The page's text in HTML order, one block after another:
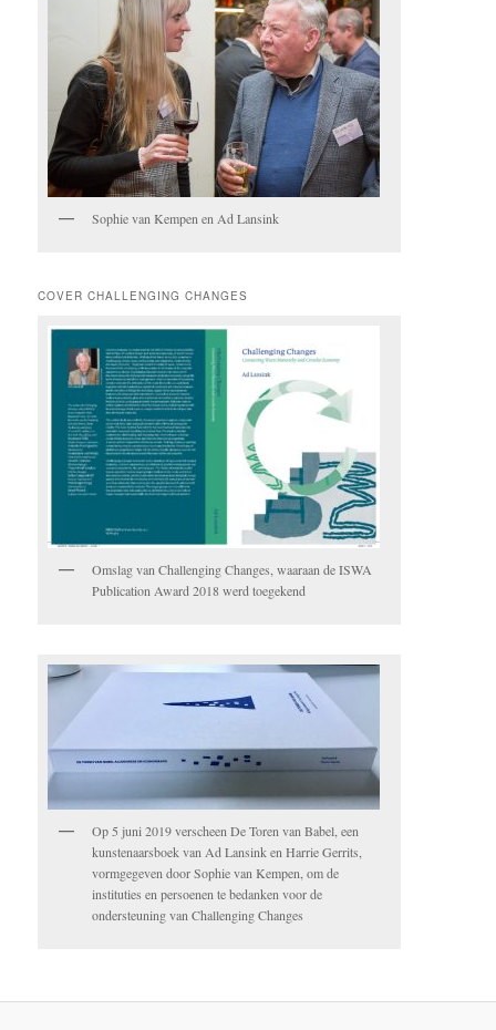
Sophie van Kempen en Ad Lansink
COVER CHALLENGING CHANGES
Omslag van Challenging Changes, waaraan de ISWA
Publication Award 2018 werd toegekend
Op 5 juni 2019 verscheen De Toren van Babel, een
kunstenaarsboek van Ad Lansink en Harrie Gerrits,
vormgegeven door Sophie van Kempen, om de
instituties en persoenen te bedanken voor de
ondersteuning van Challenging Changes